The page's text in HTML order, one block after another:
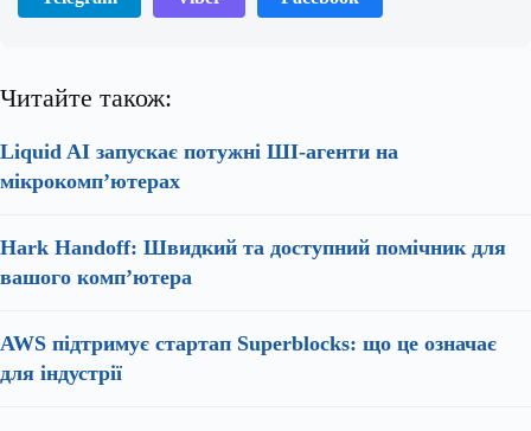
Читайте також:
Liquid AI запускає потужні ШІ-агенти на
мікрокомп’ютерах
Hark Handoff: Швидкий та доступний помічник для
вашого комп’ютера
AWS підтримує стартап Superblocks: що це означає
для індустрії